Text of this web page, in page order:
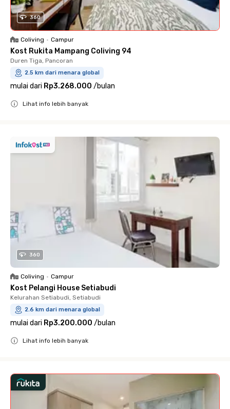
360
Coliving • Campur
Kost Rukita Mampang Coliving 94
Duren Tiga, Pancoran
2.5 km dari menara global
mulai dari Rp3.268.000 /bulan
Lihat info lebih banyak
360
Coliving • Campur
Kost Pelangi House Setiabudi
Kelurahan Setiabudi, Setiabudi
2.6 km dari menara global
mulai dari Rp3.200.000 /bulan
Lihat info lebih banyak